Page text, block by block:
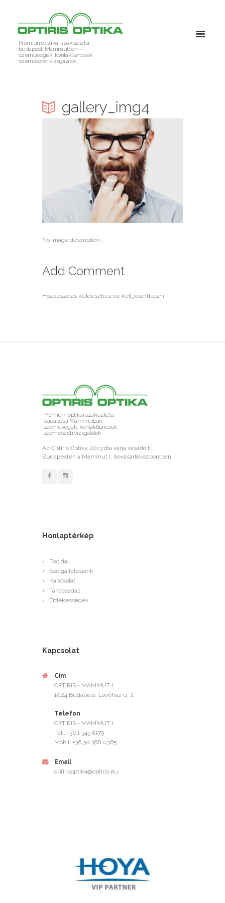
Prémium optikai szaküzlet a
budapesti Mammutban —
szemüvegek, kontaktlencsék,
szemészeti vizsgálatok.
gallery_img4
No image description ...
Add Comment
Hozzászólás küldéséhez be kell jelentkezni.
Prémium optikai szaküzlet a
budapesti Mammutban —
szemüvegek, kontaktlencsék,
szemészeti vizsgálatok.
Az Optiris Optika 2013 óta várja vásárlóit
Budapesten a Mammut I. bevásárlóközpontban.
Honlaptérkép
Főoldal
Szolgáltatásaink
Kapcsolat
Tanácsadás
Érdekességek
Kapcsolat
Cím
OPTIRIS - MAMMUT I.
1024 Budapest, Lövőház u. 2.
Telefon
OPTIRIS - MAMMUT I.
Tel.: +36 1 345 8179
Mobil: +36 30 388 0365
Email
optirisoptika@optiris.eu